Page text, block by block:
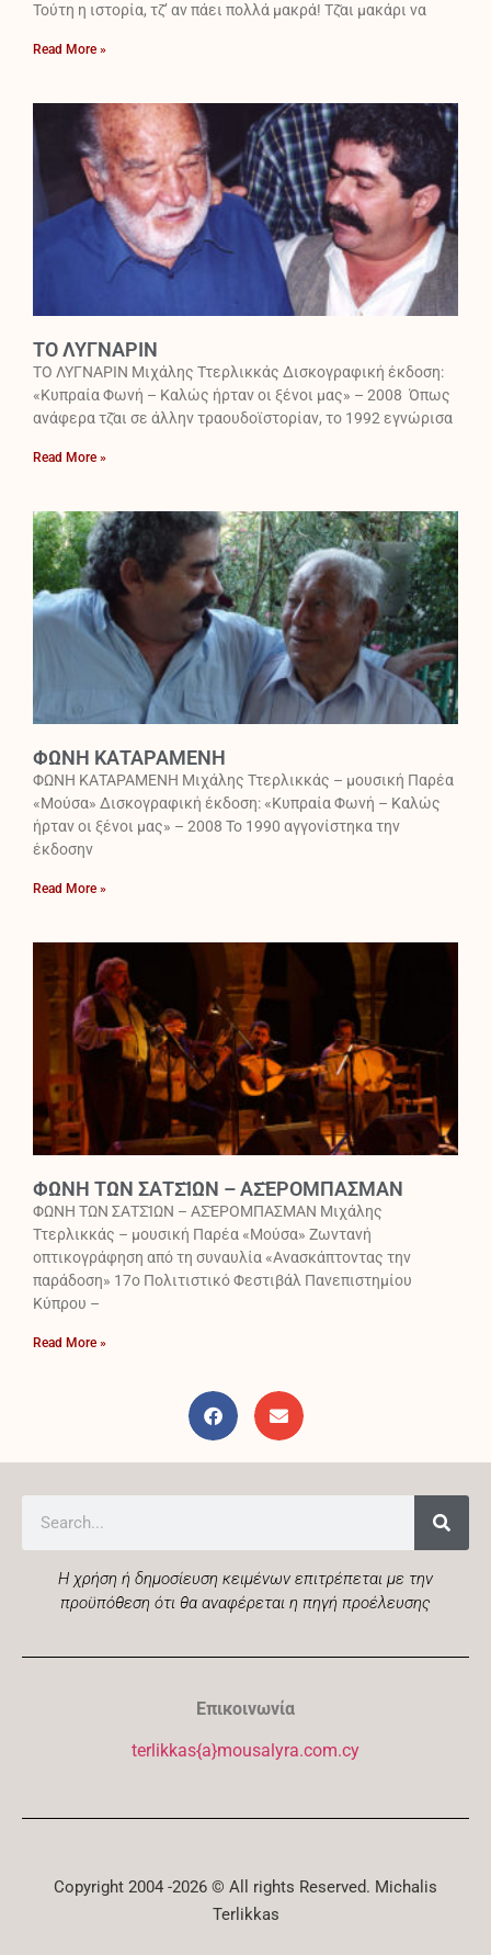
Τούτη η ιστορία, τζ̆’ αν πάει πολλά μακρά! Τζ̆αι μακάρι να
Read More »
ΤΟ ΛΥΓΝΑΡΙΝ
ΤΟ ΛΥΓΝΑΡΙΝ Μιχάλης Ττερλικκάς Δισκογραφική έκδοση:
«Κυπραία Φωνή – Καλώς ήρταν οι ξένοι μας» – 2008 Όπως
ανάφερα τζ̆αι σε άλλην τραουδοϊστορίαν, το 1992 εγνώρισα
Read More »
ΦΩΝΗ ΚΑΤΑΡΑΜΕΝΗ
ΦΩΝΗ ΚΑΤΑΡΑΜΕΝΗ Μιχάλης Ττερλικκάς – μουσική Παρέα
«Μούσα» Δισκογραφική έκδοση: «Κυπραία Φωνή – Καλώς
ήρταν οι ξένοι μας» – 2008 Το 1990 αγγονίστηκα την
έκδοσην
Read More »
ΦΩΝΗ ΤΩΝ ΣΑΤΣ̆ΙΩΝ – ΑΣ̆ΕΡΟΜΠΑΣΜΑΝ
ΦΩΝΗ ΤΩΝ ΣΑΤΣ̆ΙΩΝ – ΑΣ̆ΕΡΟΜΠΑΣΜΑΝ Μιχάλης
Ττερλικκάς – μουσική Παρέα «Μούσα» Ζωντανή
οπτικογράφηση από τη συναυλία «Ανασκάπτοντας την
παράδοση» 17ο Πολιτιστικό Φεστιβάλ Πανεπιστημίου
Κύπρου –
Read More »
Η χρήση ή δημοσίευση κειμένων επιτρέπεται με την
προϋπόθεση ότι θα αναφέρεται η πηγή προέλευσης
Επικοινωνία
terlikkas{a}mousalyra.com.cy
Copyright 2004 -2026 © All rights Reserved. Michalis
Terlikkas